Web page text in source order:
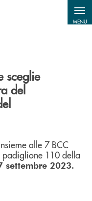
MENU
sceglie
del
alle 7 BCC
padiglione 110 della
settembre 2023.